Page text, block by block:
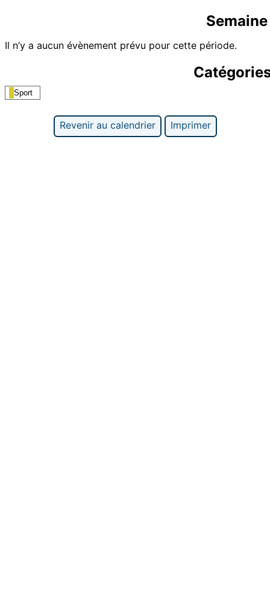
Il n’y a aucun évènement prévu pour cette période.
Sport
Revenir au calendrier Imprimer